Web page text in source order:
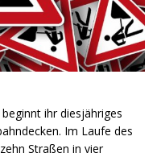
ihr diesjähriges
Im Laufe des
Straßen in vier